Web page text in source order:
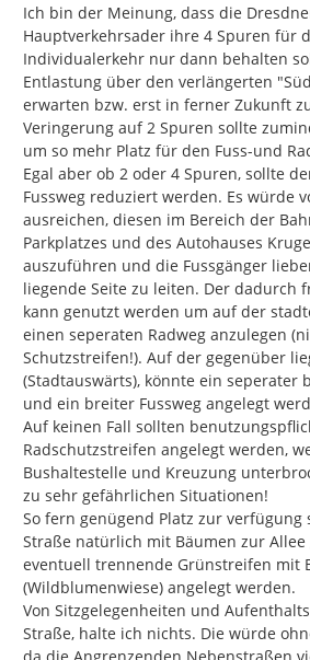
Ich bin der Meinung, dass die
Hauptverkehrsader ihre 4 Spuren für
Individualerkehr nur dann behalten
Entlastung über den verlängerten
erwarten bzw. erst in ferner Zukunft
Veringerung auf 2 Spuren sollte
um so mehr Platz für den Fuss-und
Egal aber ob 2 oder 4 Spuren, sollte
Fussweg reduziert werden. Es würde
ausreichen, diesen im Bereich der
Parkplatzes und des Autohauses
auszuführen und die Fussgänger
liegende Seite zu leiten. Der dadurch
kann genutzt werden um auf der
einen seperaten Radweg anzulegen
Schutzstreifen!). Auf der gegenüber
(Stadtauswärts), könnte ein seperater
und ein breiter Fussweg angelegt
Auf keinen Fall sollten
Radschutzstreifen angelegt werden,
Bushaltestelle und Kreuzung
zu sehr gefährlichen Situationen!
So fern genügend Platz zur verfügung
Straße natürlich mit Bäumen zur
eventuell trennende Grünstreifen mit
(Wildblumenwiese) angelegt werden.
Von Sitzgelegenheiten und
Straße, halte ich nichts. Die würde
da die Angrenzenden Nebenstraßen